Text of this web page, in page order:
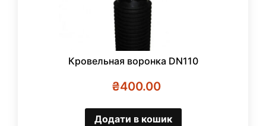
Кровельная воронка DN110
₴400.00
Додати в кошик